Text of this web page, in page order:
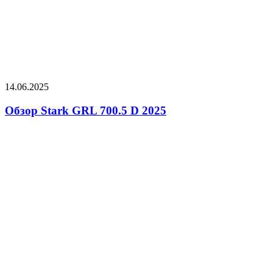
14.06.2025
Обзор Stark GRL 700.5 D 2025